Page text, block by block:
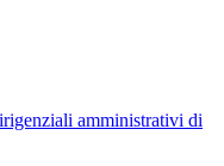
amministrativi di